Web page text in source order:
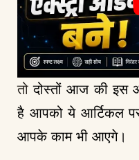
तो दोस्तों आज की इस
है आपको ये आर्टिकल
आपके काम भी आएगे।